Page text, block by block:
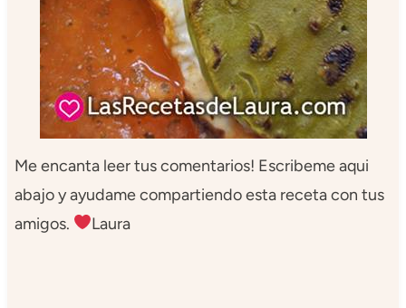
Me encanta leer tus comentarios! Escribeme aqui
abajo y ayudame compartiendo esta receta con tus
amigos.
Laura